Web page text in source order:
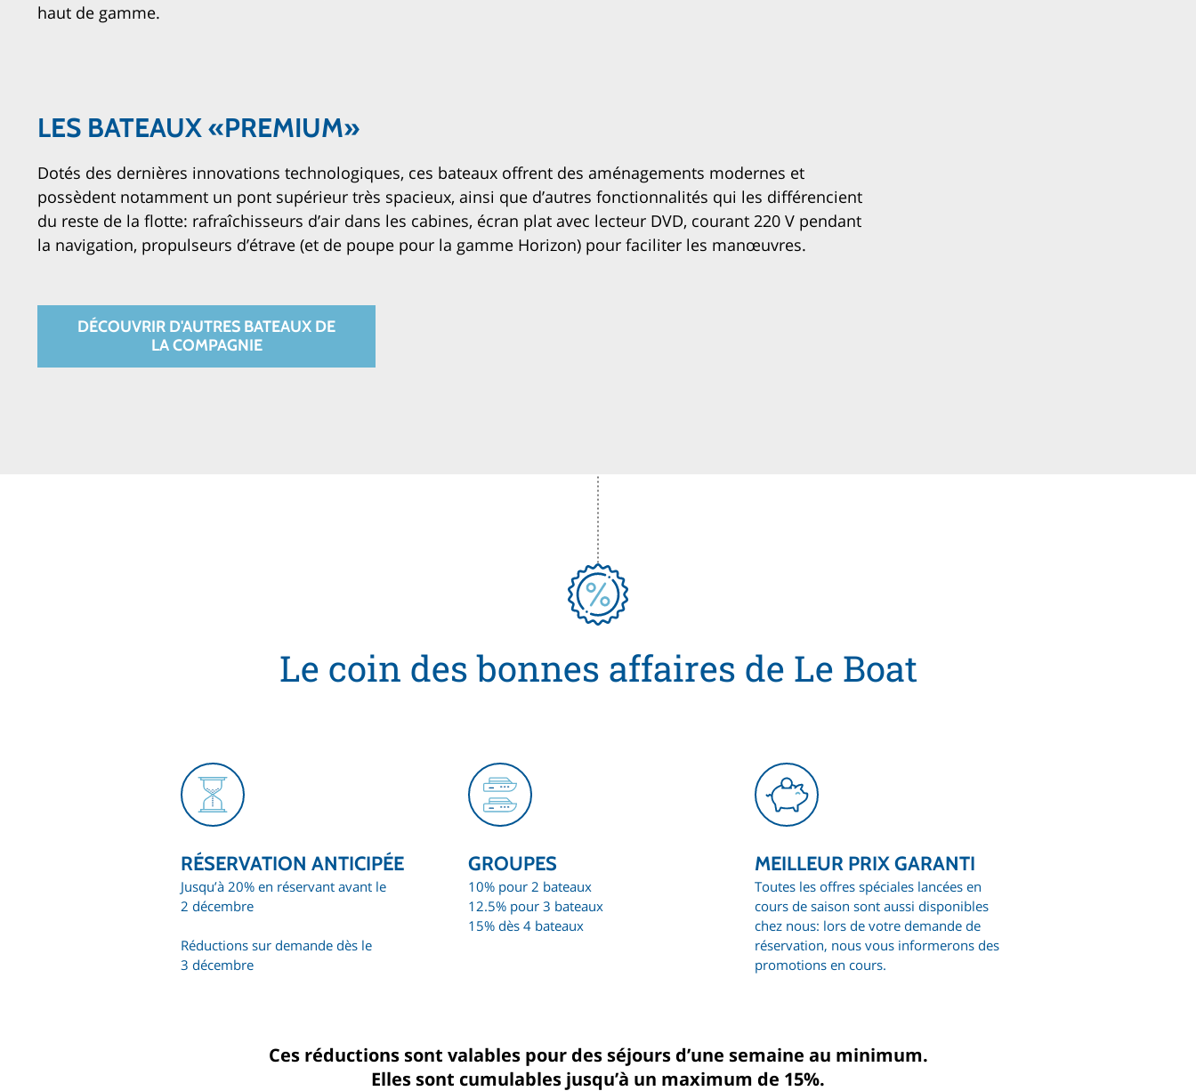
haut de gamme.
LES BATEAUX «PREMIUM»
Dotés des dernières innovations technologiques, ces bateaux offrent des aménagements modernes et
possèdent notamment un pont supérieur très spacieux, ainsi que d’autres fonctionnalités qui les différencient
du reste de la flotte: rafraîchisseurs d’air dans les cabines, écran plat avec lecteur DVD, courant 220 V pendant
la navigation, propulseurs d’étrave (et de poupe pour la gamme Horizon) pour faciliter les manœuvres.
DÉCOUVRIR D'AUTRES BATEAUX DE
LA COMPAGNIE
Le coin des bonnes affaires de Le Boat
RÉSERVATION ANTICIPÉE
Jusqu’à 20% en réservant avant le
2 décembre
Réductions sur demande dès le
3 décembre
GROUPES
10% pour 2 bateaux
12.5% pour 3 bateaux
15% dès 4 bateaux
MEILLEUR PRIX GARANTI
Toutes les offres spéciales lancées en
cours de saison sont aussi disponibles
chez nous: lors de votre demande de
réservation, nous vous informerons des
promotions en cours.
Ces réductions sont valables pour des séjours d’une semaine au minimum.
Elles sont cumulables jusqu’à un maximum de 15%.